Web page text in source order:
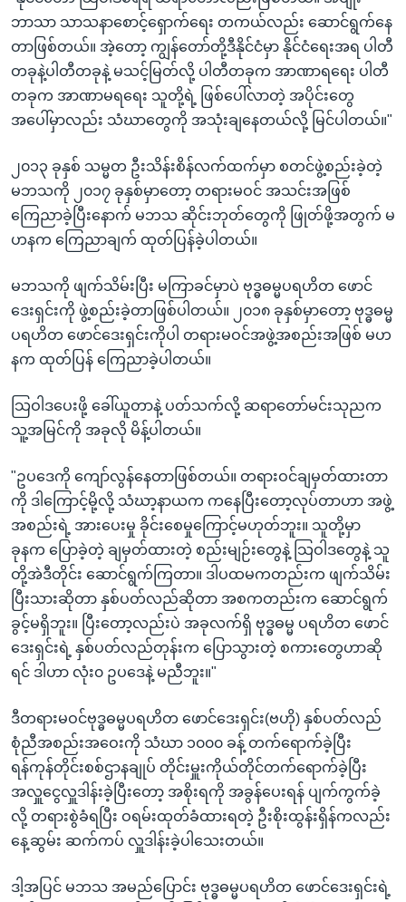
ဘာသာ သာသနာစောင့်ရှောက်ရေး တကယ်လည်း ဆောင်ရွက်နေ
တာဖြစ်တယ်။ အဲ့တော့ ကျွန်တော်တို့ဒီနိုင်ငံမှာ နိုင်ငံရေးအရ ပါတီ
တခုနဲ့ပါတီတခုနဲ့ မသင့်မြတ်လို့ ပါတီတခုက အာဏာရရေး ပါတီ
တခုက အာဏာမရရေး သူတို့ရဲ့ ဖြစ်ပေါ်လာတဲ့ အပိုင်းတွေ
အပေါ်မှာလည်း သံဃာတွေကို အသုံးချနေတယ်လို့ မြင်ပါတယ်။"
၂၀၁၃ ခုနှစ် သမ္မတ ဦးသိန်းစိန်လက်ထက်မှာ စတင်ဖွဲ့စည်းခဲ့တဲ့
မဘသကို ၂၀၁၇ ခုနှစ်မှာတော့ တရားမဝင် အသင်းအဖြစ်
ကြေညာခဲ့ပြီးနောက် မဘသ ဆိုင်းဘုတ်တွေကို ဖြုတ်ဖို့အတွက် မ
ဟနက ကြေညာချက် ထုတ်ပြန်ခဲ့ပါတယ်။
မဘသကို ဖျက်သိမ်းပြီး မကြာခင်မှာပဲ ဗုဒ္ဓဓမ္မပရဟိတ ဖောင်
ဒေးရှင်းကို ဖွဲ့စည်းခဲ့တာဖြစ်ပါတယ်။ ၂၀၁၈ ခုနှစ်မှာတော့ ဗုဒ္ဓဓမ္မ
ပရဟိတ ဖောင်ဒေးရှင်းကိုပါ တရားမဝင်အဖွဲ့အစည်းအဖြစ် မဟ
နက ထုတ်ပြန် ကြေညာခဲ့ပါတယ်။
သြဝါဒပေးဖို့ ခေါ်ယူတာနဲ့ ပတ်သက်လို့ ဆရာတော်မင်းသုညက
သူ့အမြင်ကို အခုလို မိန့်ပါတယ်။
"ဥပဒေကို ကျော်လွန်နေတာဖြစ်တယ်။ တရားဝင်ချမှတ်ထားတာ
ကို ဒါကြောင့်မို့လို့ သံဃာ့နာယက ကနေပြီးတော့လုပ်တာဟာ အဖွဲ့
အစည်းရဲ့ အားပေးမှု ခိုင်းစေမှုကြောင့်မဟုတ်ဘူး။ သူတို့မှာ
ခုနက ပြောခဲ့တဲ့ ချမှတ်ထားတဲ့ စည်းမျဉ်းတွေနဲ့ သြဝါဒတွေနဲ့ သူ
တို့အဲဒီတိုင်း ဆောင်ရွက်ကြတာ။ ဒါပထမကတည်းက ဖျက်သိမ်း
ပြီးသားဆိုတာ နှစ်ပတ်လည်ဆိုတာ အစကတည်းက ဆောင်ရွက်
ခွင့်မရှိဘူး။ ပြီးတော့လည်းပဲ အခုလက်ရှိ ဗုဒ္ဓဓမ္မ ပရဟိတ ဖောင်
ဒေးရှင်းရဲ့ နှစ်ပတ်လည်တုန်းက ပြောသွားတဲ့ စကားတွေဟာဆို
ရင် ဒါဟာ လုံး၀ ဥပဒေနဲ့ မညီဘူး။"
ဒီတရားမဝင်ဗုဒ္ဓဓမ္မပရဟိတ ဖောင်ဒေးရှင်း(ဗဟို) နှစ်ပတ်လည်
စုံညီအစည်းအဝေးကို သံဃာ ၁၀၀၀ ခန့် တက်ရောက်ခဲ့ပြီး
ရန်ကုန်တိုင်းစစ်ဌာနချုပ် တိုင်းမှူးကိုယ်တိုင်တက်ရောက်ခဲ့ပြီး
အလှူငွေလှူဒါန်းခဲ့ပြီးတော့ အစိုးရကို အခွန်ပေးရန် ပျက်ကွက်ခဲ့
လို့ တရားစွဲခံရပြီး ဝရမ်းထုတ်ခံထားရတဲ့ ဦးစိုးထွန်းရှိန်ကလည်း
နေ့ဆွမ်း ဆက်ကပ် လှူဒါန်းခဲ့ပါသေးတယ်။
ဒါ့အပြင် မဘသ အမည်ပြောင်း ဗုဒ္ဓဓမ္မပရဟိတ ဖောင်ဒေးရှင်းရဲ့